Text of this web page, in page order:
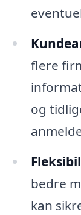
flere
og
bedre
kan